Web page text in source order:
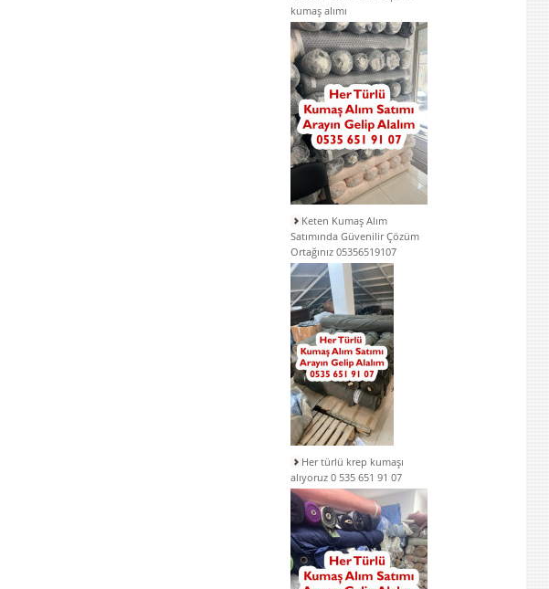
kumaş alımı
Keten Kumaş Alım
Satımında Güvenilir Çözüm
Ortağınız 05356519107
Her türlü krep kumaşı
alıyoruz 0 535 651 91 07